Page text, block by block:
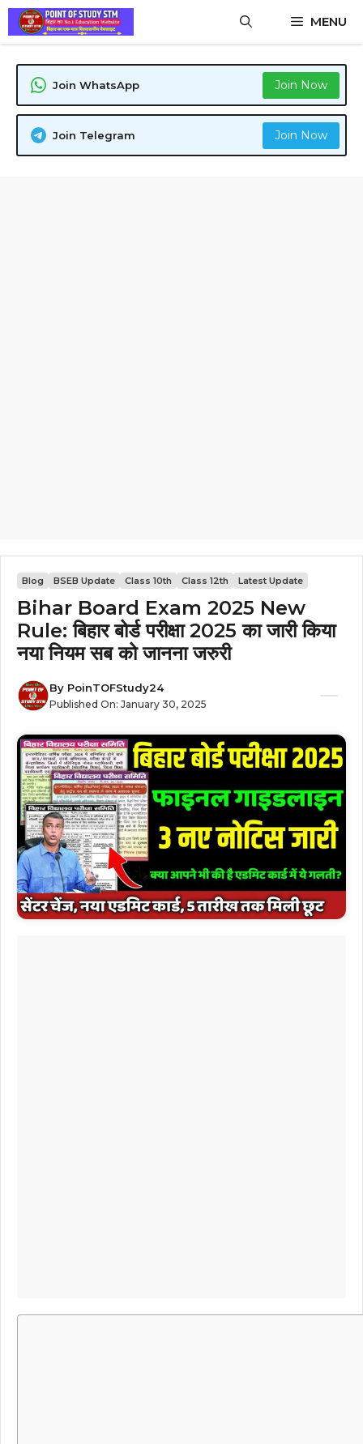
Skip
content
MENU
Join WhatsApp Join Now
Join Telegram Join Now
Blog BSEB Update Class 10th Class 12th Latest Update
Bihar Board Exam 2025 New
Rule: बिहार बोर्ड परीक्षा 2025 का जारी किया
नया नियम सब को जानना जरुरी
By PoinTOFStudy24
Published On: January 30, 2025